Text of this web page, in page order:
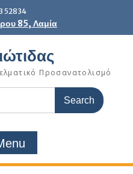
52834
85, Λαμία
Προσανατολισμό